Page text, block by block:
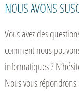
NOUS AVONS
Vous avez des
comment nous
informatiques ?
Nous vous répondrons